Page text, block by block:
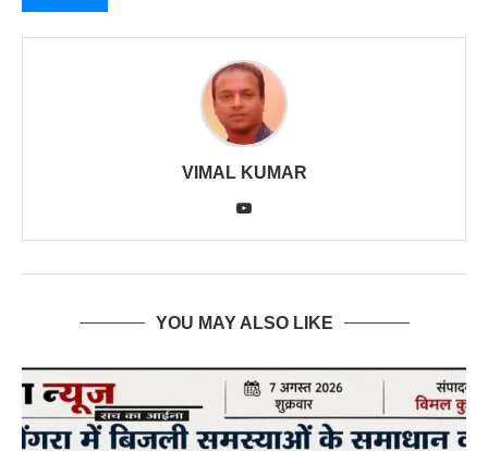
VIMAL KUMAR
YOU MAY ALSO LIKE